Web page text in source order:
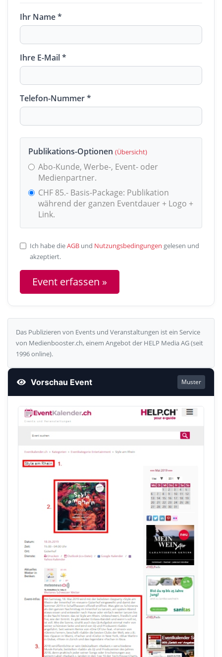
Ihr Name *
Ihre E-Mail *
Telefon-Nummer *
Publikations-Optionen (Übersicht)
Abo-Kunde, Werbe-, Event- oder
Medienpartner.
CHF 85.- Basis-Package: Publikation
während der ganzen Eventdauer + Logo +
Link.
Ich habe dieAGB und Nutzungsbedingungen gelesen und
akzeptiert.
Das Publizieren von Events und Veranstaltungen ist ein Service
von Medienbooster.ch, einem Angebot der HELP Media AG (seit
1996 online).
Vorschau Event Muster